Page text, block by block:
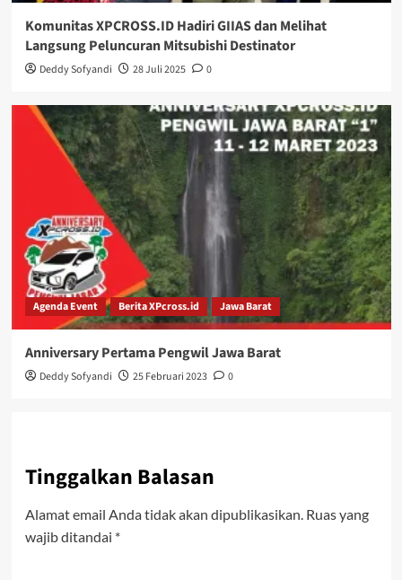
Komunitas XPCROSS.ID Hadiri GIIAS dan Melihat
Langsung Peluncuran Mitsubishi Destinator
Deddy Sofyandi 28 Juli 2025 0
Agenda Event Berita XPcross.id Jawa Barat
Anniversary Pertama Pengwil Jawa Barat
Deddy Sofyandi 25 Februari 2023 0
Tinggalkan Balasan
Alamat email Anda tidak akan dipublikasikan. Ruas yang
wajib ditandai *